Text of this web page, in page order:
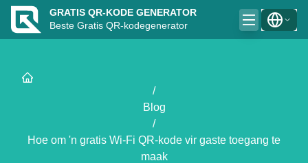
GRATIS QR-KODE GENERATOR
Beste Gratis QR-kodegenerator
/
Blog
/
Hoe om 'n gratis Wi-Fi QR-kode vir gaste toegang te
maak